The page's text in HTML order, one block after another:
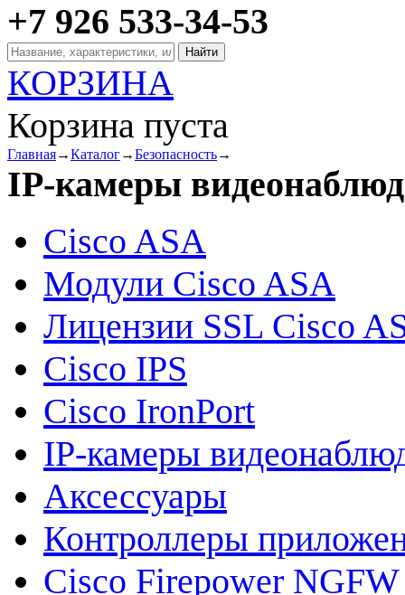
+7 926 533-34-53
КОРЗИНА
Корзина пуста
Главная→Каталог→Безопасность→
IP-камеры
Cisco ASA
Модули Cisco ASA
Лицензии SSL Cisco
Cisco IPS
Cisco IronPort
IP-камеры
Аксессуары
Контроллеры
Cisco Firepower NGFW